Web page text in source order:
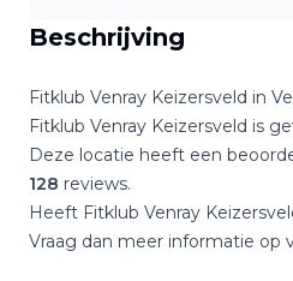
Beschrijving
Fitklub Venray Keizersveld in
Fitklub Venray Keizersveld is
Deze locatie heeft een
128 reviews.
Heeft Fitklub Venray
Vraag dan meer informatie op